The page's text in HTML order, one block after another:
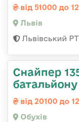
від 51000 до
Львів
Львівський
Снайпер
батальйону
від 20100 до
Обухів